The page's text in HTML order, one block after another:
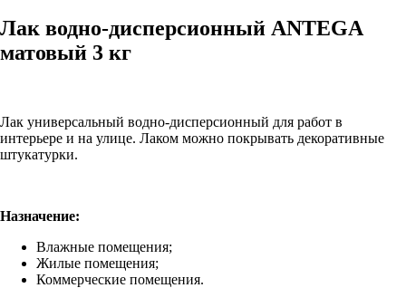
Лак водно-дисперсионный ANTEGA
матовый 3 кг
Лак универсальный водно-дисперсионный для работ в
интерьере и на улице. Лаком можно покрывать декоративные
штукатурки.
Назначение:
Влажные помещения;
Жилые помещения;
Коммерческие помещения.